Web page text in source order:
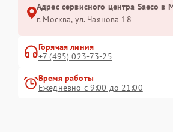
Адрес сервисного центра Saeco в
г. Москва, ул. Чаянова 18
Горячая линия
+7 (495) 023-73-25
Время работы
Ежедневно с 9:00 до 21:00